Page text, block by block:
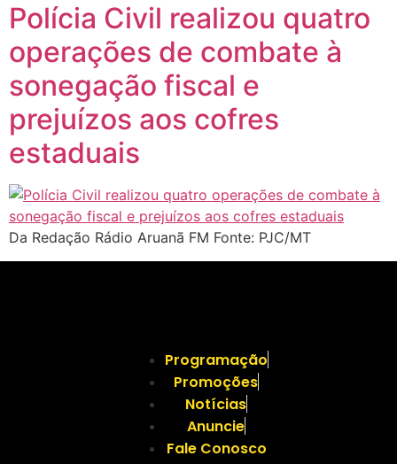
Polícia Civil realizou quatro
operações de combate à
sonegação fiscal e
prejuízos aos cofres
estaduais
Da Redação Rádio Aruanã FM Fonte: PJC/MT
Programação
Promoções
Notícias
Anuncie
Fale Conosco